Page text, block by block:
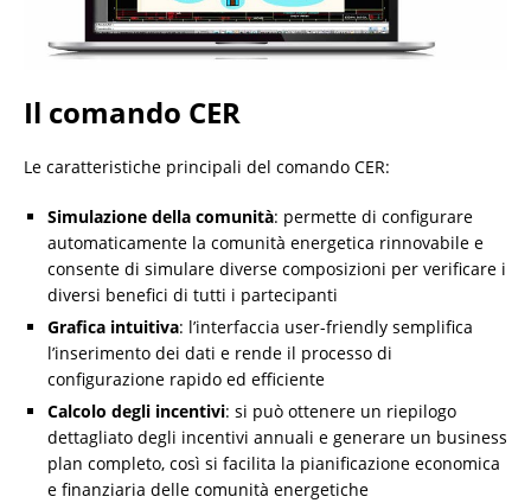
Il comando CER
Le caratteristiche principali del comando CER:
Simulazione della comunità: permette di configurare
automaticamente la comunità energetica rinnovabile e
consente di simulare diverse composizioni per verificare i
diversi benefici di tutti i partecipanti
Grafica intuitiva: l’interfaccia user-friendly semplifica
l’inserimento dei dati e rende il processo di
configurazione rapido ed efficiente
Calcolo degli incentivi: si può ottenere un riepilogo
dettagliato degli incentivi annuali e generare un business
plan completo, così si facilita la pianificazione economica
e finanziaria delle comunità energetiche